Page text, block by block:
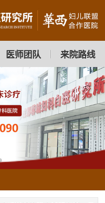
医师团队 来院路线